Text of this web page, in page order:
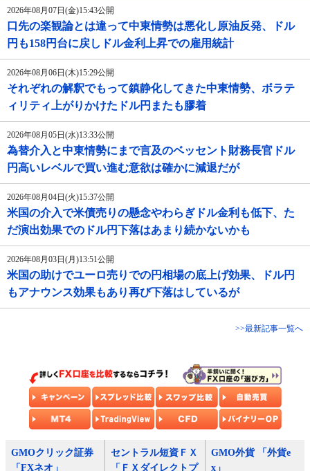
2026年08月07日(金)15:43公開
口先の楽観論とは違って中東情勢は悪化し原油反発、ドル
円も158円台に戻しドル金利上昇での雇用統計
2026年08月06日(木)15:29公開
それぞれの解釈でもって鎮静化してきた中東情勢、ボラテ
ィリティ上がりかけたドル円またも膠着
2026年08月05日(水)13:33公開
為替介入と中東情勢にまで言及のベッセント財務長官ドル
円高いレベルで買い進む意欲は確かに減退だが
2026年08月04日(火)15:37公開
米国の介入で米債売りの懸念やわらぎドル金利も低下、た
だ演出効果でのドル円下落はあまり続かないかも
2026年08月03日(月)13:51公開
米国の助けでユーロ売りでの円相場の底上げ効果、ドル円
もアナウンス効果もあり再び下落はしているが
>>最新記事一覧へ
GMOクリック証券
「FXネオ」
セントラル短資ＦＸ
「ＦＸダイレクトプ
GMO外貨 「外貨e
x」